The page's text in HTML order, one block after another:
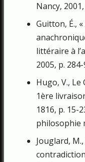
Nancy,
Guitton, É.,
littéraire à
2005, p. 284-
Hugo, V.,
1ère
1816, p.
philosophie
Jouglard,